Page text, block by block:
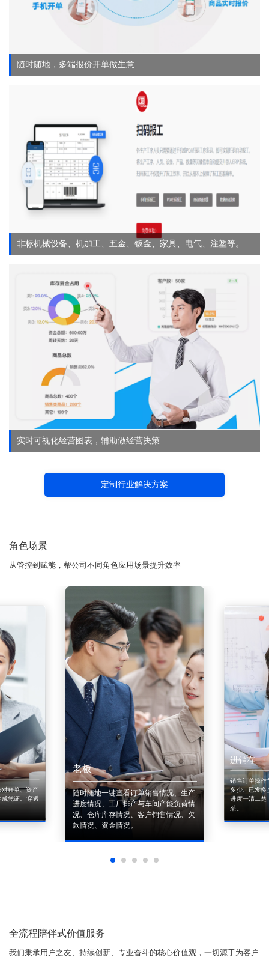
随时随地，多端报价开单做生意
非标机械设备、机加工、五金、钣金、家具、电气、注塑等。
实时可视化经营图表，辅助做经营决策
定制行业解决方案
角色场景
从管控到赋能，帮公司不同角色应用场景提升效率
账单、资产
凭证。'穿透
老板
随时随地一键查看订单销售情况、生产
进度情况、工厂排产与车间产能负荷情
况、仓库库存情况、客户销售情况、欠
款情况、资金情况。
进销存
销售订单操作
多少、已发多
进度一清二楚
采。
全流程陪伴式价值服务
我们秉承用户之友、持续创新、专业奋斗的核心价值观，一切源于为客户